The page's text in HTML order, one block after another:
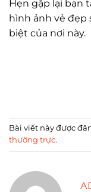
Hẹn gặp lại bạn
hình ảnh vẻ đẹp
biệt của nơi này.
Bài viết này được
thường trực.